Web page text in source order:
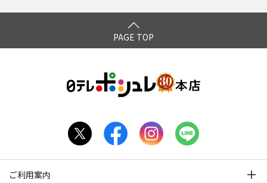
PAGE TOP
ご利用案内